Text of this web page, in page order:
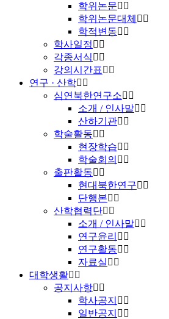
학위논문
학위논문대체
학적변동
학사일정
각종서식
강의시간표
연구 · 산학
심연북한연구소
소개 / 인사말
산하기관
학술활동
현장학습
학술회의
출판활동
현대북한연구
단행본
산학협력단
소개 / 인사말
연구윤리
연구활동
자료실
대학생활
공지사항
학사공지
일반공지